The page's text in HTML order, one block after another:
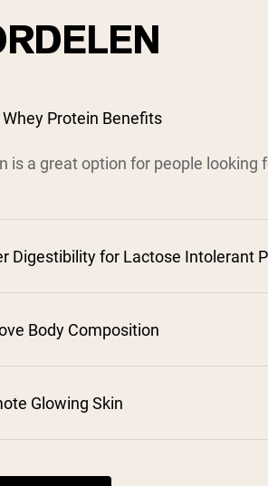
Whey Protein Benefits
is a great option for people
Digestibility for Lactose Intolerant
Body Composition
Glowing Skin